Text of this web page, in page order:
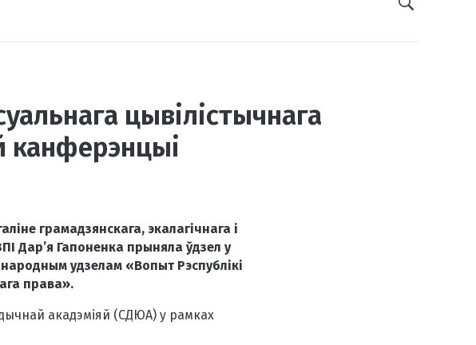
цывілістычнага
канферэнцыі
грамадзянскага, экалагічнага і
Дар’я Гапоненка прыняла ўдзел у
удзелам «Вопыт Рэспублікі
права».
акадэміяй (СДЮА) у рамках